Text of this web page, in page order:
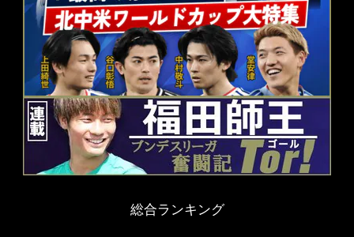
総合ランキング